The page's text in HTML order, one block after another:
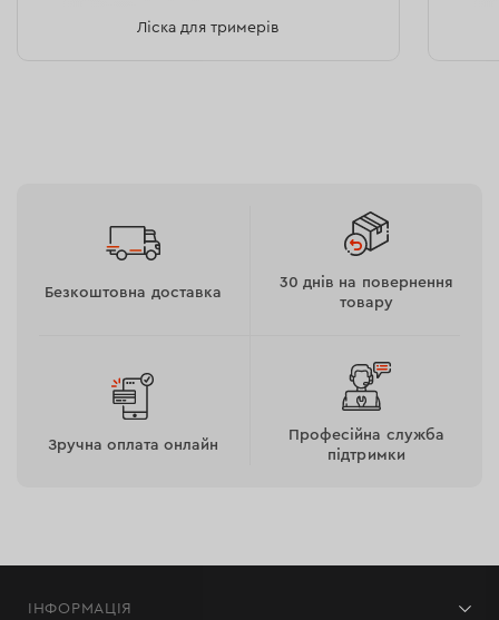
Ліска для тримерів
Безкоштовна доставка
30 днів на повернення
товару
Зручна оплата онлайн
Професійна служба
підтримки
ІНФОРМАЦІЯ